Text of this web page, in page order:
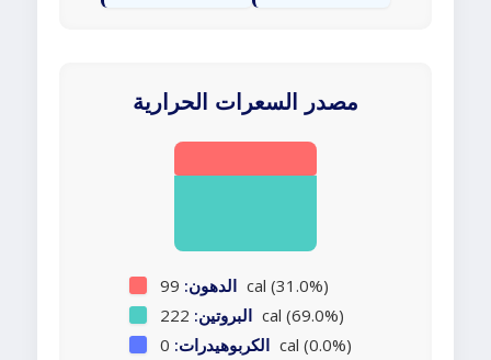
مصدر السعرات الحرارية
الدهون: 99 cal (31.0%)
البروتين: 222 cal (69.0%)
الكربوهيدرات: 0 cal (0.0%)